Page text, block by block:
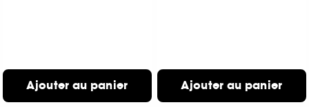
Ajouter au panier Ajouter au panier